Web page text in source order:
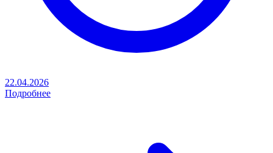
22.04.2026
Подробнее